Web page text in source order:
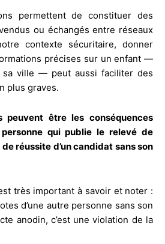
permettent de constituer des
ou échangés entre réseaux
contexte sécuritaire, donner
précises sur un enfant —
sa ville — peut aussi faciliter des
plus graves.
peuvent être les conséquences
qui publie le relevé de
réussite d’un candidat sans son
très important à savoir et noter :
d’une autre personne sans son
anodin, c’est une violation de la